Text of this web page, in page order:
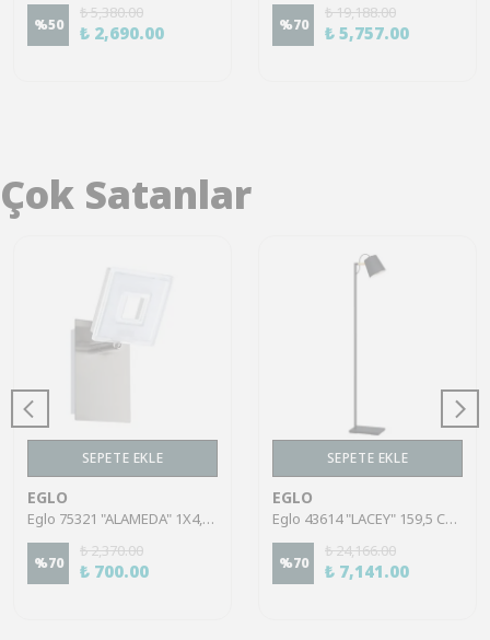
%50
₺ 5,380.00
₺ 2,690.00 %70
₺ 19,188.00
₺ 5,757.00
Çok Satanlar
SEPETE EKLE
EGLO
Eglo 75321 "ALAMEDA" 1X4,5W Çelik Nikel Mat Sıva Üstü Spot
%70
₺ 2,370.00
₺ 700.00
SEPETE EKLE
EGLO
Eglo 43614 "LACEY" 159,5 Cm Yüksekliğinde Çelik, Ahşap Köşe Lambası Lambader
%70
₺ 24,166.00
₺ 7,141.00